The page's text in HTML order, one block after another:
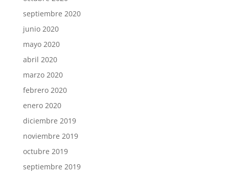
septiembre 2020
junio 2020
mayo 2020
abril 2020
marzo 2020
febrero 2020
enero 2020
diciembre 2019
noviembre 2019
octubre 2019
septiembre 2019